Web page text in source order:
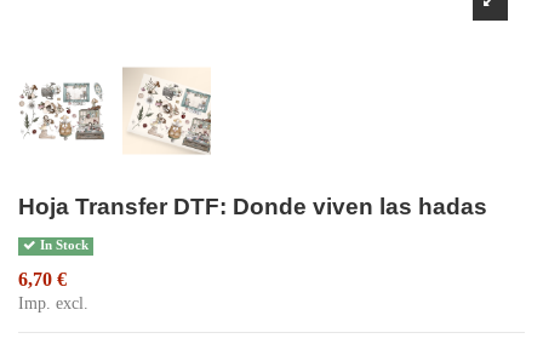
Hoja Transfer DTF: Donde viven las hadas
In Stock
6,70 €
Imp. excl.